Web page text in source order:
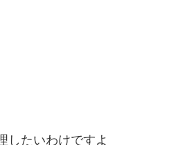
したいわけですよ